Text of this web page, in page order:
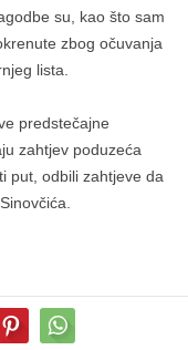
su, kao što sam
zbog očuvanja
lista.
predstečajne
zahtjev poduzeća
put, odbili zahtjeve da